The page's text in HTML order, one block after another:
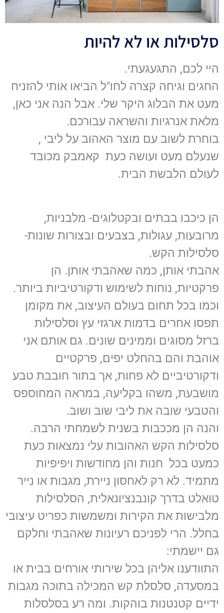
סלסילות או לא להיות
היי לכם, התגעגעתי.
החגים וגיחה קצרה לחו"ל הביאו אותי להזניח
מעט את הבלוג היקר שלי. אבל הנה אני כאן,
מלאת אנרגיות והשראה עבורכם.
בוחרת לשוב עם מוצר האהוב על ליבי ,
שנעלם מעט ועושה כעת קאמבק מכובד
לעולם הלבשת הבית.
הן כיכבו בבתים ובקטלוגים- מלבניות,
מרובעות, עגולות, בצבעים ובצורות שונות-
סלסילות הקש.
אהבתי אותן, כמה שאהבתי אותן. הן
פרקטיות, נוחות לשימוש ודקורטיביות ביותר.
וכמו בכל תחום בעולם העיצוב, את מקומן
תפסו אחרים בדמות ארגזי עץ וסלסילות
ברזל מסוגים וממינים שונים. גם אותם אני
אוהבת והם בהחלט יפים, פרקטיים
ודקורטיביים לא פחות, אך בתור חובבת טבע
מושבעת, משהו בקליעה, במראה המחוספס
והטבעי שובה את ליבי שוב ושוב.
והנה הן מככבות בשנית לשמחתי הרבה.
סלסילות הקש האהובות עלי נמצאות כעת
כמעט בכל חנות והן מחודשות ויפיפיות
מתמיד. לא רק לאחסון ניירת, מגבות או נייר
טואלט בדרך קונבנציונאלית, הסלסילות
מלבישות את הקירות ומשמשות כפריט עיצובי
בחלל. הרי לפניכם רעיונות שאהבתי וחלקם
גם יישמתי:
התוודענו אליהן בכל שירותי אורחים בבית או
במסעדה, סלסלת קש המכילה בתוכה מגבות
ידיים קטנטנות בוהקות. ומה רע בסלסלות